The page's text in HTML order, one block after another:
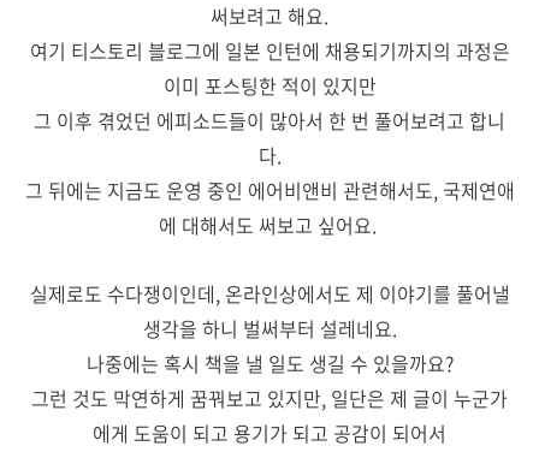
써보려고 해요.
여기 티스토리 블로그에 일본 인턴에 채용되기까지의 과정은
이미 포스팅한 적이 있지만
그 이후 겪었던 에피소드들이 많아서 한 번 풀어보려고 합니
다.
그 뒤에는 지금도 운영 중인 에어비앤비 관련해서도, 국제연애
에 대해서도 써보고 싶어요.
실제로도 수다쟁이인데, 온라인상에서도 제 이야기를 풀어낼
생각을 하니 벌써부터 설레네요.
나중에는 혹시 책을 낼 일도 생길 수 있을까요?
그런 것도 막연하게 꿈꿔보고 있지만, 일단은 제 글이 누군가
에게 도움이 되고 용기가 되고 공감이 되어서